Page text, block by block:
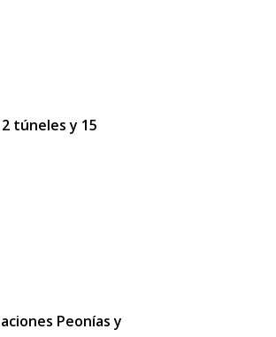
túneles y 15
Peonías y